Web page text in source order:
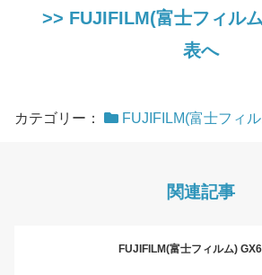
>> FUJIFILM(富士フィル
表へ
カテゴリー： FUJIFILM(富士フィ
関連記事
FUJIFILM(富士フィルム)